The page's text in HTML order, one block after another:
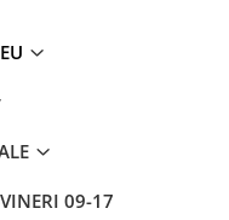
09-17